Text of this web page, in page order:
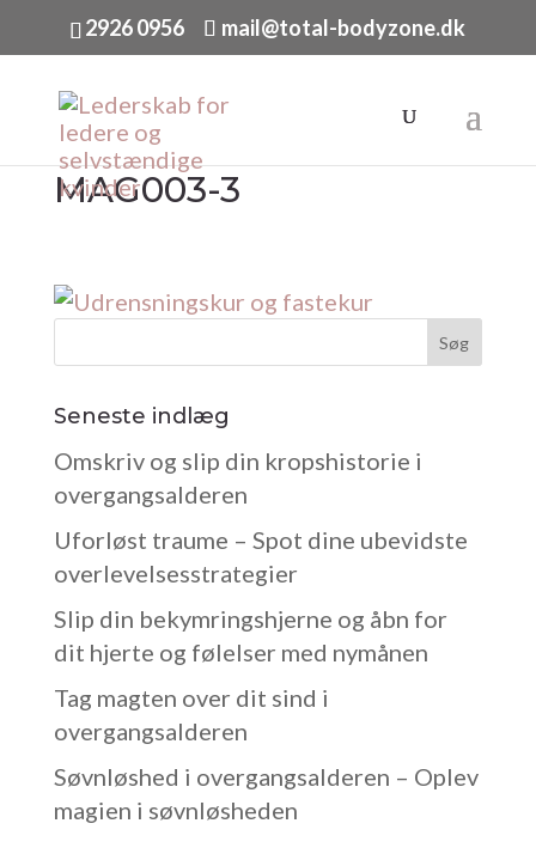
2926 0956 mail@total-bodyzone.dk
MAG003-3
Seneste indlæg
Omskriv og slip din kropshistorie i
overgangsalderen
Uforløst traume – Spot dine ubevidste
overlevelsesstrategier
Slip din bekymringshjerne og åbn for
dit hjerte og følelser med nymånen
Tag magten over dit sind i
overgangsalderen
Søvnløshed i overgangsalderen – Oplev
magien i søvnløsheden